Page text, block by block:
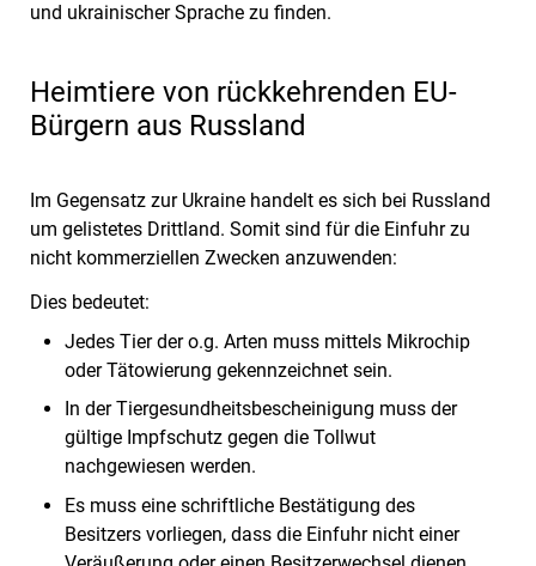
und ukrainischer Sprache zu finden.
Heimtiere von rückkehrenden EU-
Bürgern aus Russland
Im Gegensatz zur Ukraine handelt es sich bei Russland
um gelistetes Drittland. Somit sind für die Einfuhr zu
nicht kommerziellen Zwecken anzuwenden:
Dies bedeutet:
Jedes Tier der o.g. Arten muss mittels Mikrochip
oder Tätowierung gekennzeichnet sein.
In der Tiergesundheitsbescheinigung muss der
gültige Impfschutz gegen die Tollwut
nachgewiesen werden.
Es muss eine schriftliche Bestätigung des
Besitzers vorliegen, dass die Einfuhr nicht einer